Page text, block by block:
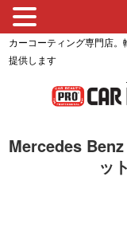
カーコーティング専門店
提供します
Mercedes
ッ